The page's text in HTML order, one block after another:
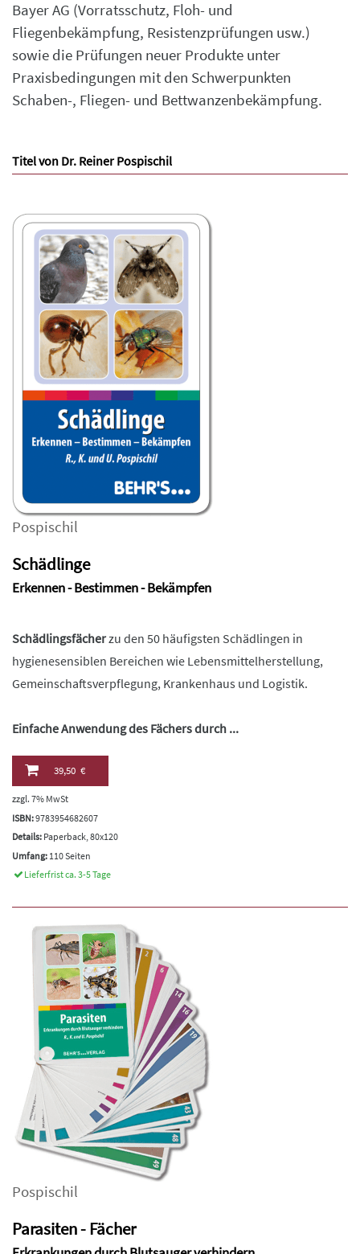
Bayer AG (Vorratsschutz, Floh- und
Fliegenbekämpfung, Resistenzprüfungen usw.)
sowie die Prüfungen neuer Produkte unter
Praxisbedingungen mit den Schwerpunkten
Schaben-, Fliegen- und Bettwanzenbekämpfung.
Titel von Dr. Reiner Pospischil
Pospischil
Schädlinge
Erkennen - Bestimmen - Bekämpfen
Schädlingsfächerzu den 50 häufigsten Schädlingen in
hygienesensiblen Bereichen wie Lebensmittelherstellung,
Gemeinschaftsverpflegung, Krankenhaus und Logistik.
Einfache Anwendung des Fächers durch ...
39,50 €
zzgl. 7% MwSt
ISBN:9783954682607
Details: Paperback, 80x120
Umfang: 110 Seiten
Lieferfrist ca. 3-5 Tage
Pospischil
Parasiten - Fächer